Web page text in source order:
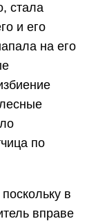
стала
и его
на его
по
в
вправе